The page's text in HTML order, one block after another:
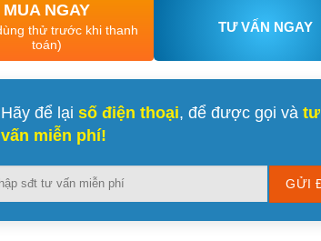
MUA NGAY
thử trước khi thanh
toán)
TƯ VẤN NGAY
Hãy để lại số điện thoại, để được gọi và tư
vấn miễn phí!
Please
this